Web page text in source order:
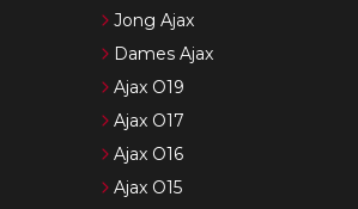
Jong Ajax
Dames Ajax
Ajax O19
Ajax O17
Ajax O16
Ajax O15